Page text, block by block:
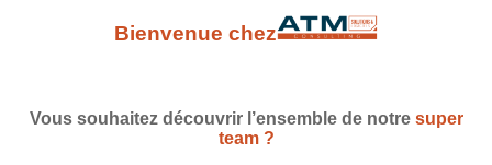
Bienvenue chez
Vous souhaitez découvrir l’ensemble de notre super
team ?